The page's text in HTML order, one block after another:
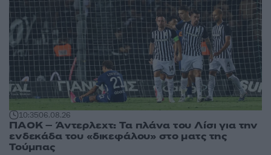
10:3506.08.26
ΠΑΟΚ – Άντερλεχτ: Τα πλάνα του Λίσι για την
ενδεκάδα του «δικεφάλου» στο ματς της
Τούμπας